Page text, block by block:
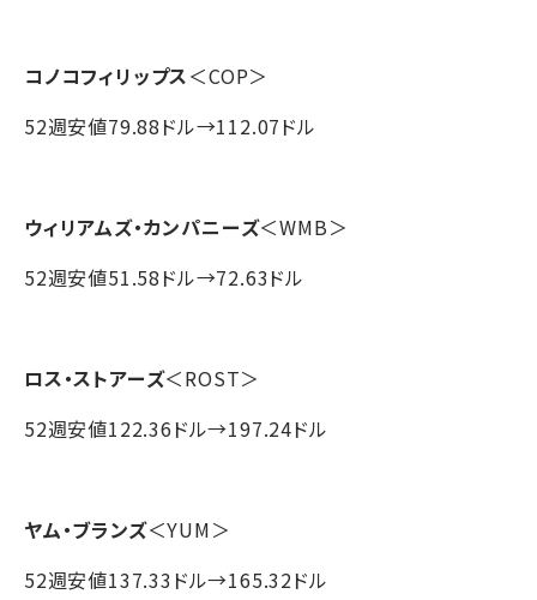
コノコフィリップス＜COP＞
52週安値79.88ドル→112.07ドル
ウィリアムズ・カンパニーズ＜WMB＞
52週安値51.58ドル→72.63ドル
ロス・ストアーズ＜ROST＞
52週安値122.36ドル→197.24ドル
ヤム・ブランズ＜YUM＞
52週安値137.33ドル→165.32ドル